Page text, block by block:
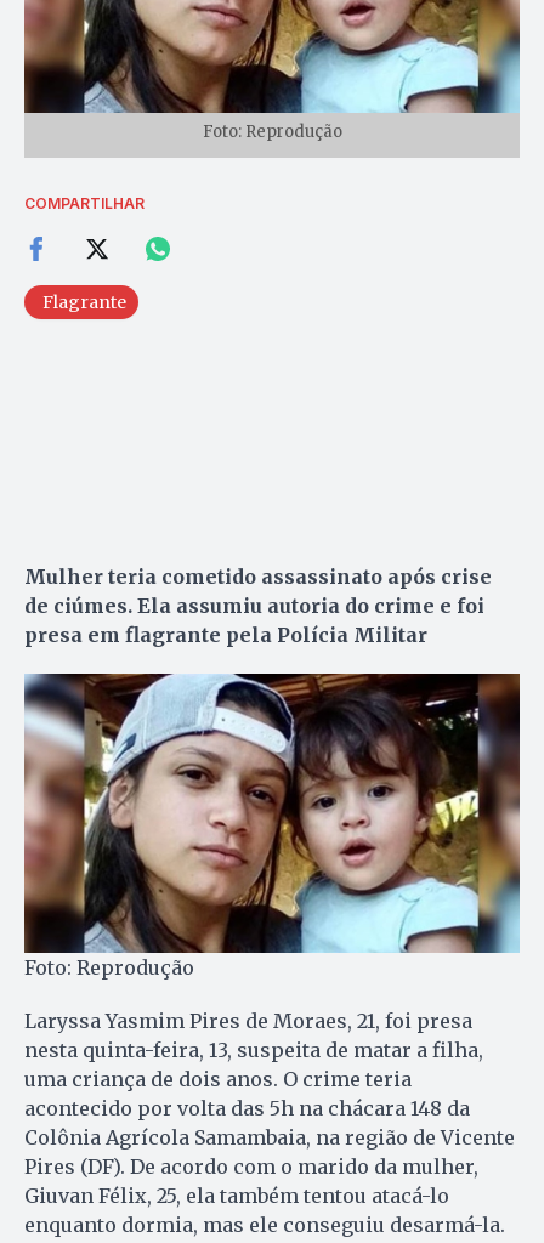
Foto: Reprodução
COMPARTILHAR
Flagrante
Mulher teria cometido assassinato após crise
de ciúmes. Ela assumiu autoria do crime e foi
presa em flagrante pela Polícia Militar
Foto: Reprodução
Laryssa Yasmim Pires de Moraes, 21, foi presa
nesta quinta-feira, 13, suspeita de matar a filha,
uma criança de dois anos. O crime teria
acontecido por volta das 5h na chácara 148 da
Colônia Agrícola Samambaia, na região de Vicente
Pires (DF). De acordo com o marido da mulher,
Giuvan Félix, 25, ela também tentou atacá-lo
enquanto dormia, mas ele conseguiu desarmá-la.